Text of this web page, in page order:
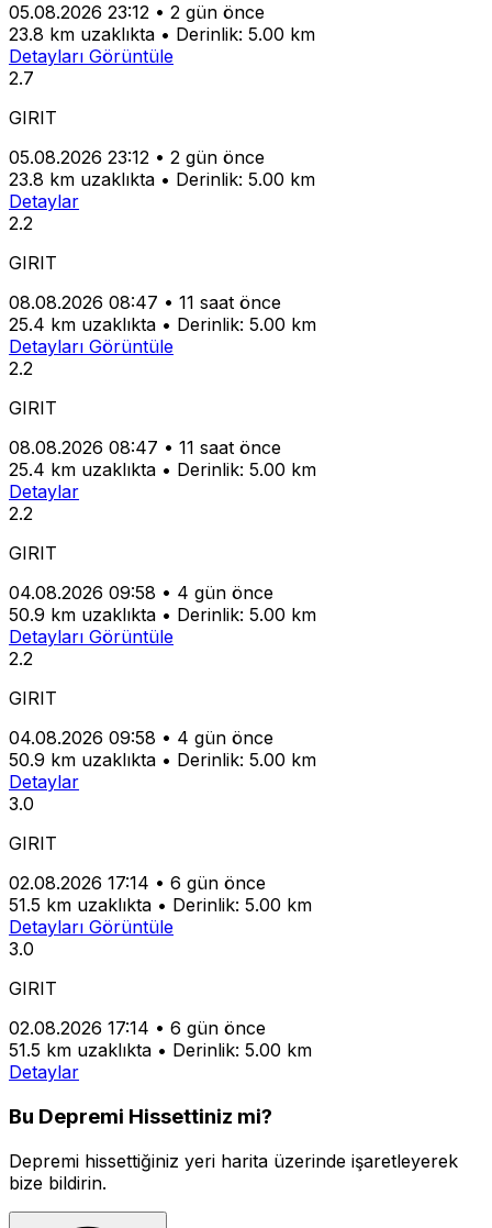
05.08.2026 23:12 • 2 gün önce
23.8 km uzaklıkta • Derinlik: 5.00 km
Detayları Görüntüle
2.7
GIRIT
05.08.2026 23:12 • 2 gün önce
23.8 km uzaklıkta • Derinlik: 5.00 km
Detaylar
2.2
GIRIT
08.08.2026 08:47 • 11 saat önce
25.4 km uzaklıkta • Derinlik: 5.00 km
Detayları Görüntüle
2.2
GIRIT
08.08.2026 08:47 • 11 saat önce
25.4 km uzaklıkta • Derinlik: 5.00 km
Detaylar
2.2
GIRIT
04.08.2026 09:58 • 4 gün önce
50.9 km uzaklıkta • Derinlik: 5.00 km
Detayları Görüntüle
2.2
GIRIT
04.08.2026 09:58 • 4 gün önce
50.9 km uzaklıkta • Derinlik: 5.00 km
Detaylar
3.0
GIRIT
02.08.2026 17:14 • 6 gün önce
51.5 km uzaklıkta • Derinlik: 5.00 km
Detayları Görüntüle
3.0
GIRIT
02.08.2026 17:14 • 6 gün önce
51.5 km uzaklıkta • Derinlik: 5.00 km
Detaylar
Bu Depremi Hissettiniz mi?
Depremi hissettiğiniz yeri harita üzerinde işaretleyerek
bize bildirin.